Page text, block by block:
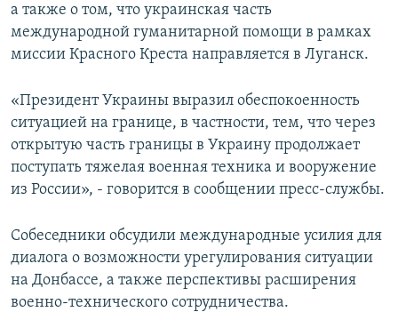
а также о том, что украинская часть
международной гуманитарной помощи в рамках
миссии Красного Креста направляется в Луганск.
«Президент Украины выразил обеспокоенность
ситуацией на границе, в частности, тем, что через
открытую часть границы в Украину продолжает
поступать тяжелая военная техника и вооружение
из России», - говорится в сообщении пресс-службы.
Собеседники обсудили международные усилия для
диалога о возможности урегулирования ситуации
на Донбассе, а также перспективы расширения
военно-технического сотрудничества.